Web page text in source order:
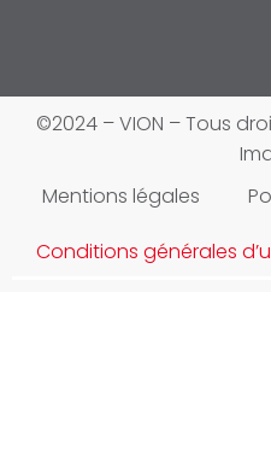
©2024 – VION – Tous
Mentions légales
Conditions générales